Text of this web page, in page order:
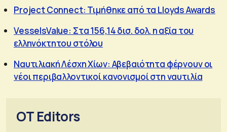
Project Connect: Τιμήθηκε από τα Lloyds Awards
VesselsValue: Στα 156,14 δισ. δολ. η αξία του
ελληνόκτητου στόλου
Ναυτιλιακή Λέσχη Χίων: Αβεβαιότητα φέρνουν οι
νέοι περιβαλλοντικοί κανονισμοί στη ναυτιλία
OT Editors